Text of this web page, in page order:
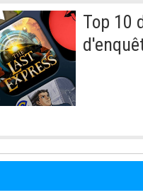
Top 10